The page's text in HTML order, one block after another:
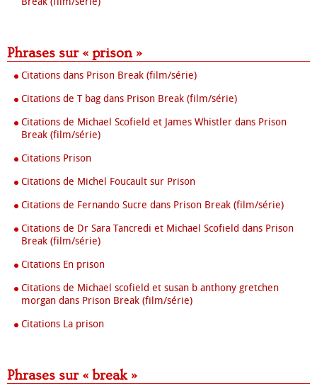
Phrases sur « prison »
Citations dans Prison Break (film/série)
Citations de T bag dans Prison Break (film/série)
Citations de Michael Scofield et James Whistler dans Prison
Break (film/série)
Citations Prison
Citations de Michel Foucault sur Prison
Citations de Fernando Sucre dans Prison Break (film/série)
Citations de Dr Sara Tancredi et Michael Scofield dans Prison
Break (film/série)
Citations En prison
Citations de Michael scofield et susan b anthony gretchen
morgan dans Prison Break (film/série)
Citations La prison
Phrases sur « break »